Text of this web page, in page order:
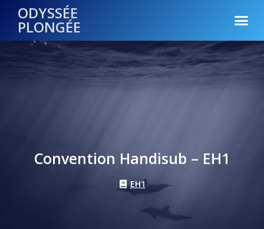
ODYSSÉE
PLONGÉE
Convention Handisub – EH1
EH1